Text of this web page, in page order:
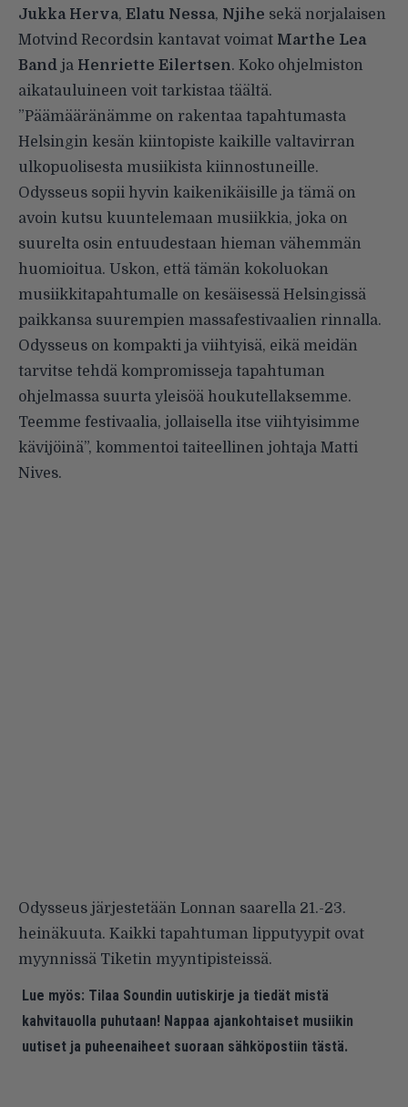
Jukka Herva, Elatu Nessa, Njihe sekä norjalaisen
Motvind Recordsin kantavat voimat Marthe Lea
Band ja Henriette Eilertsen. Koko ohjelmiston
aikatauluineen voit tarkistaa täältä.
”Päämääränämme on rakentaa tapahtumasta
Helsingin kesän kiintopiste kaikille valtavirran
ulkopuolisesta musiikista kiinnostuneille.
Odysseus sopii hyvin kaikenikäisille ja tämä on
avoin kutsu kuuntelemaan musiikkia, joka on
suurelta osin entuudestaan hieman vähemmän
huomioitua. Uskon, että tämän kokoluokan
musiikkitapahtumalle on kesäisessä Helsingissä
paikkansa suurempien massafestivaalien rinnalla.
Odysseus on kompakti ja viihtyisä, eikä meidän
tarvitse tehdä kompromisseja tapahtuman
ohjelmassa suurta yleisöä houkutellaksemme.
Teemme festivaalia, jollaisella itse viihtyisimme
kävijöinä”, kommentoi taiteellinen johtaja Matti
Nives.
Odysseus järjestetään Lonnan saarella 21.-23.
heinäkuuta. Kaikki tapahtuman lipputyypit ovat
myynnissä Tiketin myyntipisteissä.
Lue myös: Tilaa Soundin uutiskirje ja tiedät mistä
kahvitauolla puhutaan! Nappaa ajankohtaiset musiikin
uutiset ja puheenaiheet suoraan sähköpostiin tästä.